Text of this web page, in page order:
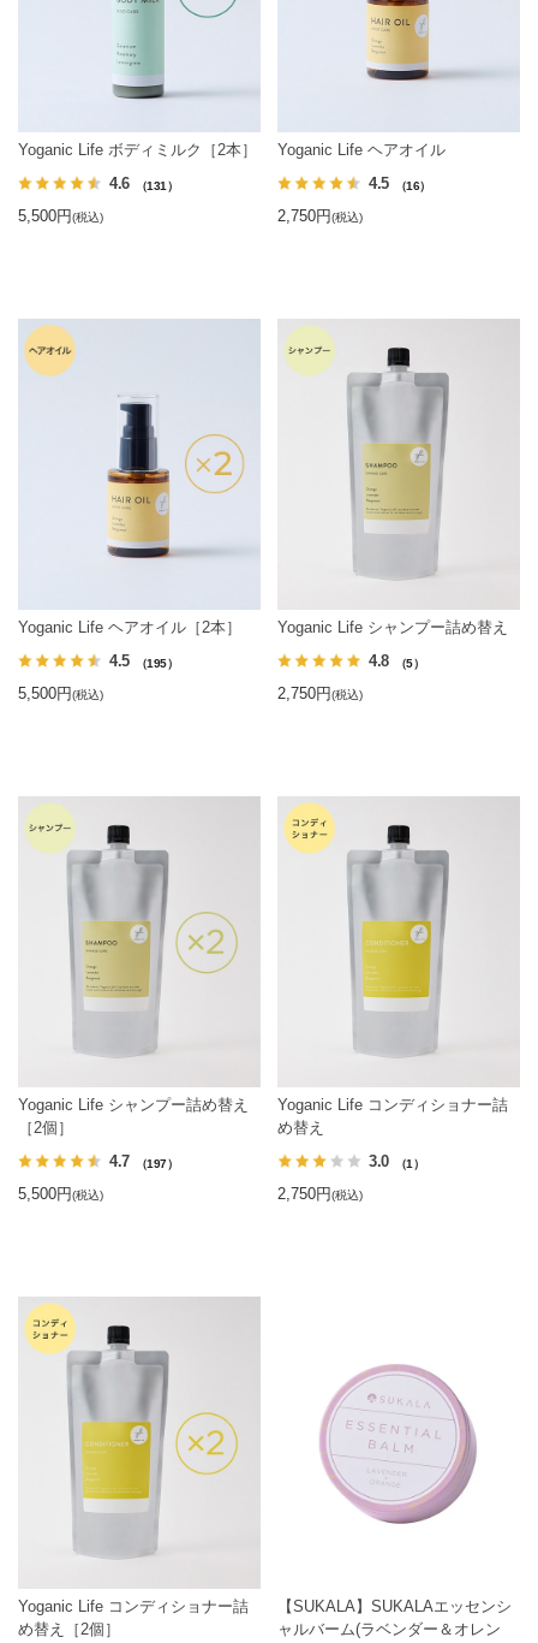
Yoganic Life ボディミルク［2本］
4.6 （131）
5,500円(税込)
Yoganic Life ヘアオイル
4.5 （16）
2,750円(税込)
Yoganic Life ヘアオイル［2本］
4.5 （195）
5,500円(税込)
Yoganic Life シャンプー詰め替え
4.8 （5）
2,750円(税込)
Yoganic Life シャンプー詰め替え
［2個］
4.7 （197）
5,500円(税込)
Yoganic Life コンディショナー詰
め替え
3.0 （1）
2,750円(税込)
Yoganic Life コンディショナー詰
め替え［2個］
【SUKALA】SUKALAエッセンシ
ャルバーム(ラベンダー＆オレン